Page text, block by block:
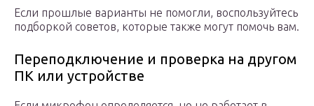
Если прошлые варианты не помогли, воспользуйтесь
подборкой советов, которые также могут помочь вам.
Переподключение и проверка на другом
ПК или устройстве